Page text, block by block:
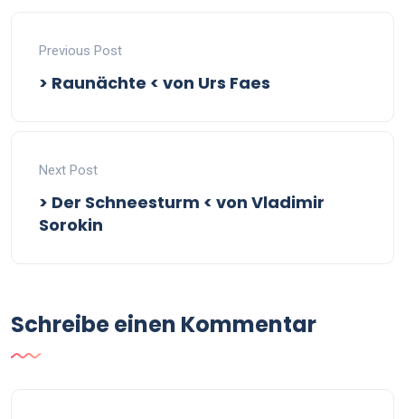
Previous Post
> Raunächte < von Urs Faes
Next Post
> Der Schneesturm < von Vladimir
Sorokin
Schreibe einen Kommentar